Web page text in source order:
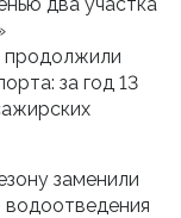
продолжили
за год 13
заменили